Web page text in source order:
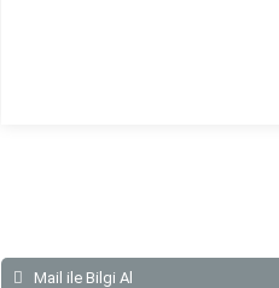
Mail ile Bilgi Al